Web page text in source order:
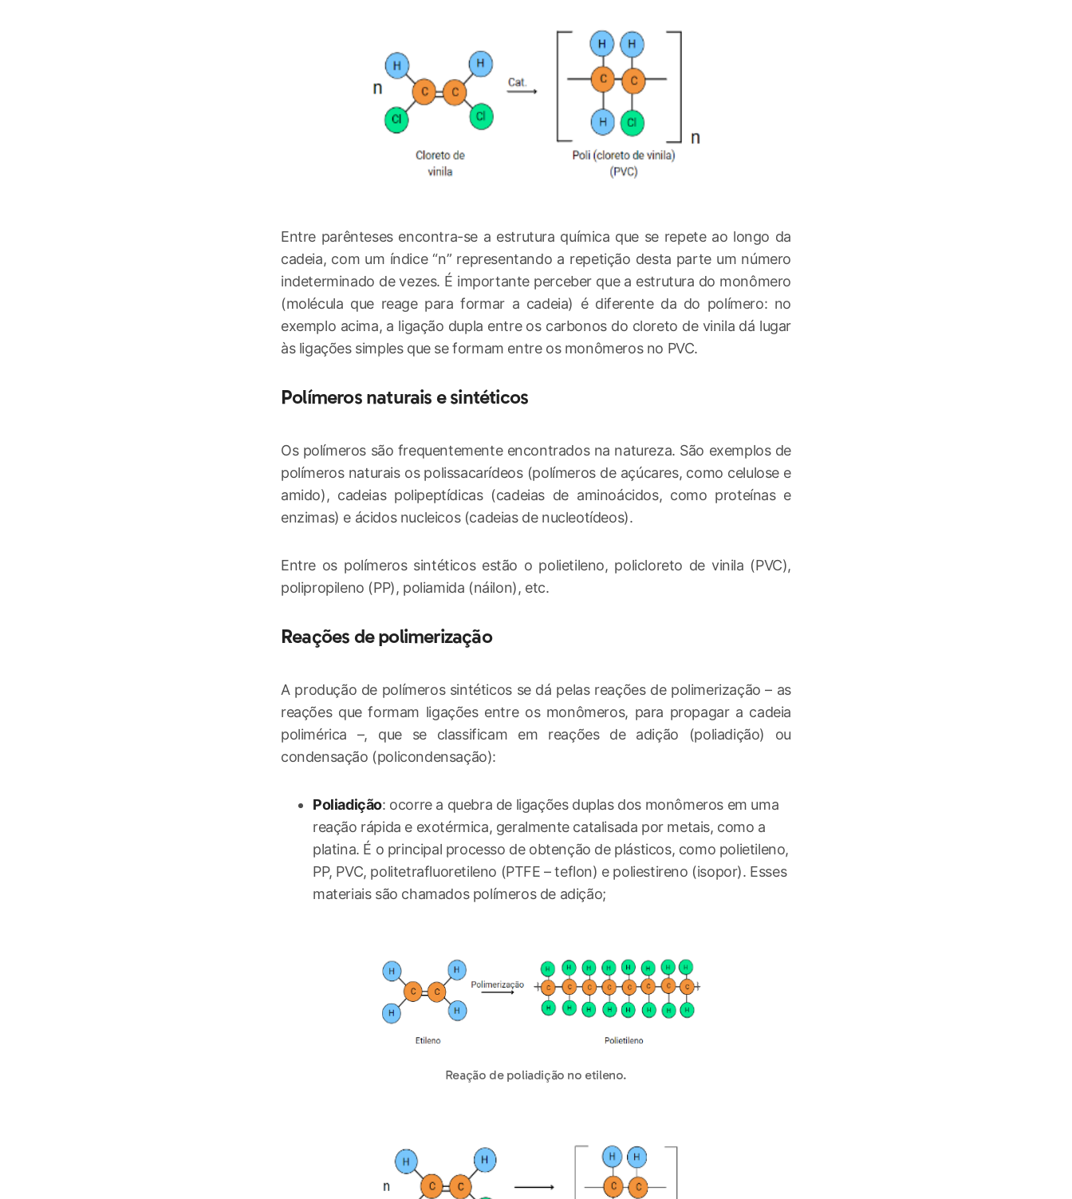
Entre parênteses encontra-se a estrutura química que se repete ao longo da
cadeia, com um índice “n” representando a repetição desta parte um número
indeterminado de vezes. É importante perceber que a estrutura do monômero
(molécula que reage para formar a cadeia) é diferente da do polímero: no
exemplo acima, a ligação dupla entre os carbonos do cloreto de vinila dá lugar
às ligações simples que se formam entre os monômeros no PVC.
Polímeros naturais e sintéticos
Os polímeros são frequentemente encontrados na natureza. São exemplos de
polímeros naturais os polissacarídeos (polímeros de açúcares, como celulose e
amido), cadeias polipeptídicas (cadeias de aminoácidos, como proteínas e
enzimas) e ácidos nucleicos (cadeias de nucleotídeos).
Entre os polímeros sintéticos estão o polietileno, policloreto de vinila (PVC),
polipropileno (PP), poliamida (náilon), etc.
Reações de polimerização
A produção de polímeros sintéticos se dá pelas reações de polimerização – as
reações que formam ligações entre os monômeros, para propagar a cadeia
polimérica –, que se classificam em reações de adição (poliadição) ou
condensação (policondensação):
Poliadição: ocorre a quebra de ligações duplas dos monômeros em uma
reação rápida e exotérmica, geralmente catalisada por metais, como a
platina. É o principal processo de obtenção de plásticos, como polietileno,
PP, PVC, politetrafluoretileno (PTFE – teflon) e poliestireno (isopor). Esses
materiais são chamados polímeros de adição;
Reação de poliadição no etileno.